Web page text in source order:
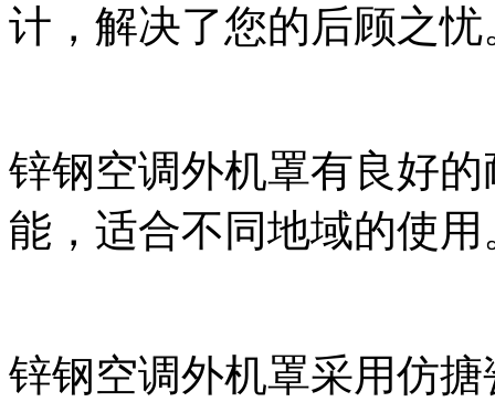
计，解决了您的后顾之忧
锌钢空调外机罩有良好
能，适合不同地域的使用
锌钢空调外机罩采用仿